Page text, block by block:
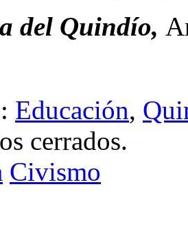
del Quindío,
Educación,
cerrados.
Civismo